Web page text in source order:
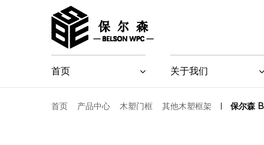
首页 关于我们
首页 产品中心 木塑门框 其他木塑框架 保尔森